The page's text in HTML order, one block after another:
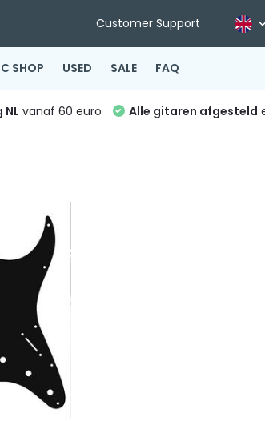
Customer Support
SHOP USED SALE FAQ
vanaf 60 euro Alle gitaren afgesteld